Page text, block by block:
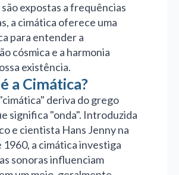
expostas a frequências
a cimática oferece uma
para entender a
cósmica e a harmonia
existência.
a Cimática?
deriva do grego
significa "onda". Introduzida
e cientista Hans Jenny na
1960, a cimática investiga
sonoras influenciam